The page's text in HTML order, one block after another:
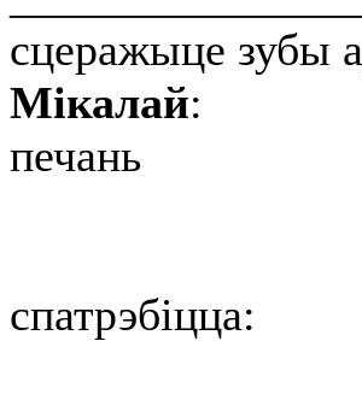
сцеражыце зубы
Мікалай:
печань
спатрэбіцца: